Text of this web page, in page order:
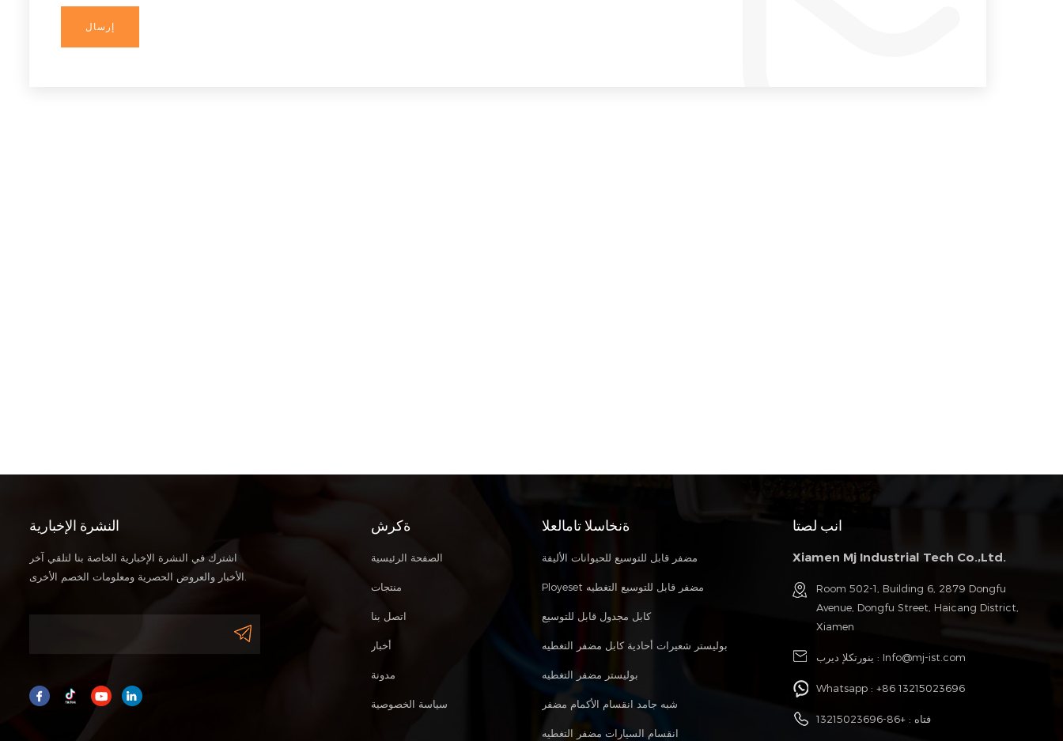
النشرة الإخبارية
اشترك في النشرة الإخبارية الخاصة بنا لتلقي آخر
ةكرش
الصفحة الرئيسية
منتجات
اتصل بنا
أخبار
مدونة
سياسة الخصوصية
ةنخاسلا تامالعلا
مضفر قابل للتوسيع للحيوانات الأليفة
Ployeset مضفر قابل للتوسيع التغطيه
كابل مجدول قابل للتوسيع
بوليستر شعيرات أحادية كابل مضفر التغطيه
بوليستر مضفر التغطيه
شبه جامد انقسام الأكمام مضفر
انقسام السيارات مضفر التغطيه
انب لصتا
Xiamen Mj Industrial Tech Co.,Ltd.
Room 502-1, Building 6, 2879 Dongfu
Avenue, Dongfu Street, Haicang District,
Xiamen
ينورتكلإ ديرب : Info@mj-ist.com
Whatsapp :+86 13215023696
فتاه : +86-13215023696